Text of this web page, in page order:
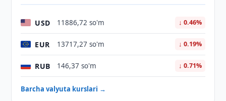
USD 11886,72 so'm ↓ 0.46%
EUR 13717,27 so'm ↓ 0.19%
RUB 146,37 so'm ↓ 0.71%
Barcha valyuta kurslari →